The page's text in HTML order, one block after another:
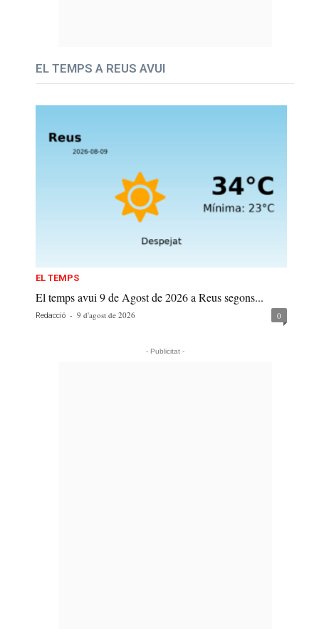
EL TEMPS A REUS AVUI
EL TEMPS
El temps avui 9 de Agost de 2026 a Reus segons...
Redacció - 9 d'agost de 2026 0
- Publicitat -